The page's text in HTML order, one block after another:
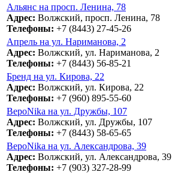
Альянс на просп. Ленина, 78
Адрес: Волжский, просп. Ленина, 78
Телефоны: +7 (8443) 27-45-26
Апрель на ул. Нариманова, 2
Адрес: Волжский, ул. Нариманова, 2
Телефоны: +7 (8443) 56-85-21
Бренд на ул. Кирова, 22
Адрес: Волжский, ул. Кирова, 22
Телефоны: +7 (960) 895-55-60
ВероNika на ул. Дружбы, 107
Адрес: Волжский, ул. Дружбы, 107
Телефоны: +7 (8443) 58-65-65
ВероNika на ул. Александрова, 39
Адрес: Волжский, ул. Александрова, 39
Телефоны: +7 (903) 327-28-99